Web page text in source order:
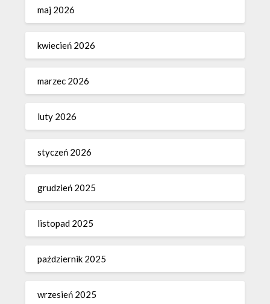
maj 2026
kwiecień 2026
marzec 2026
luty 2026
styczeń 2026
grudzień 2025
listopad 2025
październik 2025
wrzesień 2025